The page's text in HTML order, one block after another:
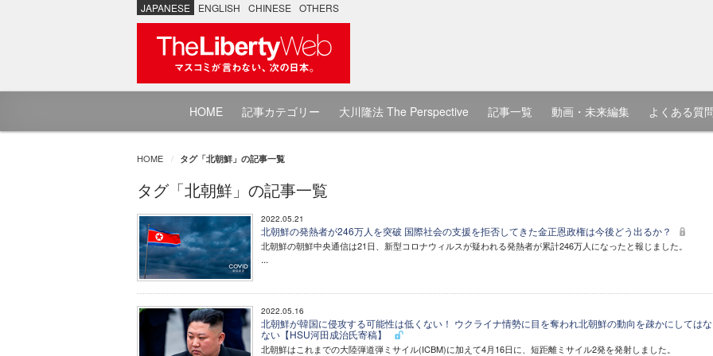
JAPANESE ENGLISH CHINESE OTHERS
HOME 記事カテゴリー 大川隆法 The Perspective 記事一覧 動画・未来編集 よくある質
HOME タグ「北朝鮮」の記事一覧
タグ「北朝鮮」の記事一覧
2022.05.21
北朝鮮の発熱者が246万人を突破 国際社会の支援を拒否してきた金正恩政権は今後どう出るか？
北朝鮮の朝鮮中央通信は21日、新型コロナウィルスが疑われる発熱者が累計246万人になったと報じました。
...
2022.05.16
北朝鮮が韓国に侵攻する可能性は低くない！ ウクライナ情勢に目を奪われ北朝鮮の動向を疎かにしては
ない【HSU河田成治氏寄稿】
北朝鮮はこれまでの大陸弾道弾ミサイル(ICBM)に加えて4月16日に、短距離ミサイル2発を発射しました。